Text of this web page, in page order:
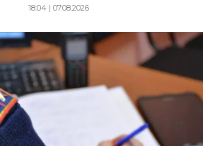
18:04 | 07.08.2026